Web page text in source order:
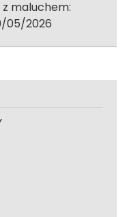
maluchem:
05/2026